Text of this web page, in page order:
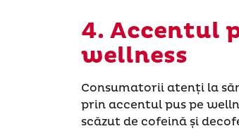
4. Accentul
wellness
Consumatorii atenți la
prin accentul pus pe
scăzut de cofeină și